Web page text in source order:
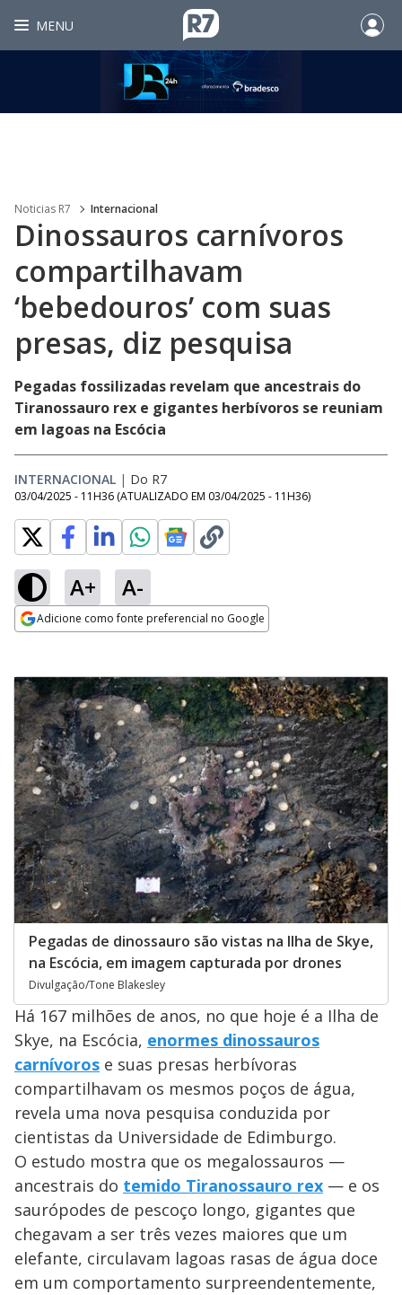
MENU
Noticias R7 Internacional
Dinossauros carnívoros
compartilhavam
‘bebedouros’ com suas
presas, diz pesquisa
Pegadas fossilizadas revelam que ancestrais do
Tiranossauro rex e gigantes herbívoros se reuniam
em lagoas na Escócia
INTERNACIONAL | Do R7
03/04/2025 - 11H36 (ATUALIZADO EM 03/04/2025 - 11H36)
A+ A-
Adicione como fonte preferencial no Google
Pegadas de dinossauro são vistas na Ilha de Skye,
na Escócia, em imagem capturada por drones
Divulgação/Tone Blakesley
Há 167 milhões de anos, no que hoje é a Ilha de
Skye, na Escócia, enormes dinossauros
carnívoros e suas presas herbívoras
compartilhavam os mesmos poços de água,
revela uma nova pesquisa conduzida por
cientistas da Universidade de Edimburgo.
O estudo mostra que os megalossauros —
ancestrais do temido Tiranossauro rex — e os
saurópodes de pescoço longo, gigantes que
chegavam a ser três vezes maiores que um
elefante, circulavam lagoas rasas de água doce
em um comportamento surpreendentemente,